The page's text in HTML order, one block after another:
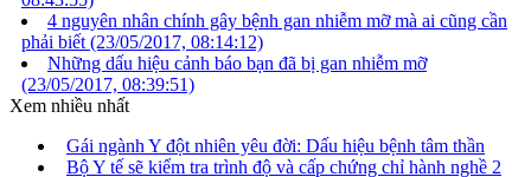
4 nguyên nhân chính gây bệnh gan nhiễm mỡ mà ai cũng cần
phải biết (23/05/2017, 08:14:12)
Những dấu hiệu cảnh báo bạn đã bị gan nhiễm mỡ
(23/05/2017, 08:39:51)
Xem nhiều nhất
Gái ngành Y đột nhiên yêu đời: Dấu hiệu bệnh tâm thần
Bộ Y tế sẽ kiểm tra trình độ và cấp chứng chỉ hành nghề 2